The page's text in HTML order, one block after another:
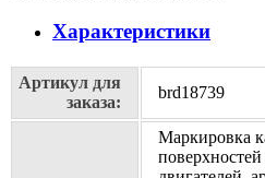
Характеристики
Артикул для
заказа:
brd18739
Маркировка